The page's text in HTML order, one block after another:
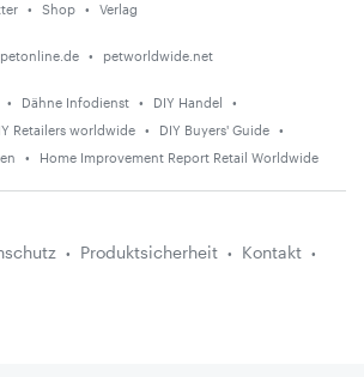
Shop Verlag
petonline.de petworldwide.net
Dähne Infodienst
DIY Handel
Retailers worldwide
DIY Buyers' Guide
Home Improvement Report Retail Worldwide
Produktsicherheit
Kontakt